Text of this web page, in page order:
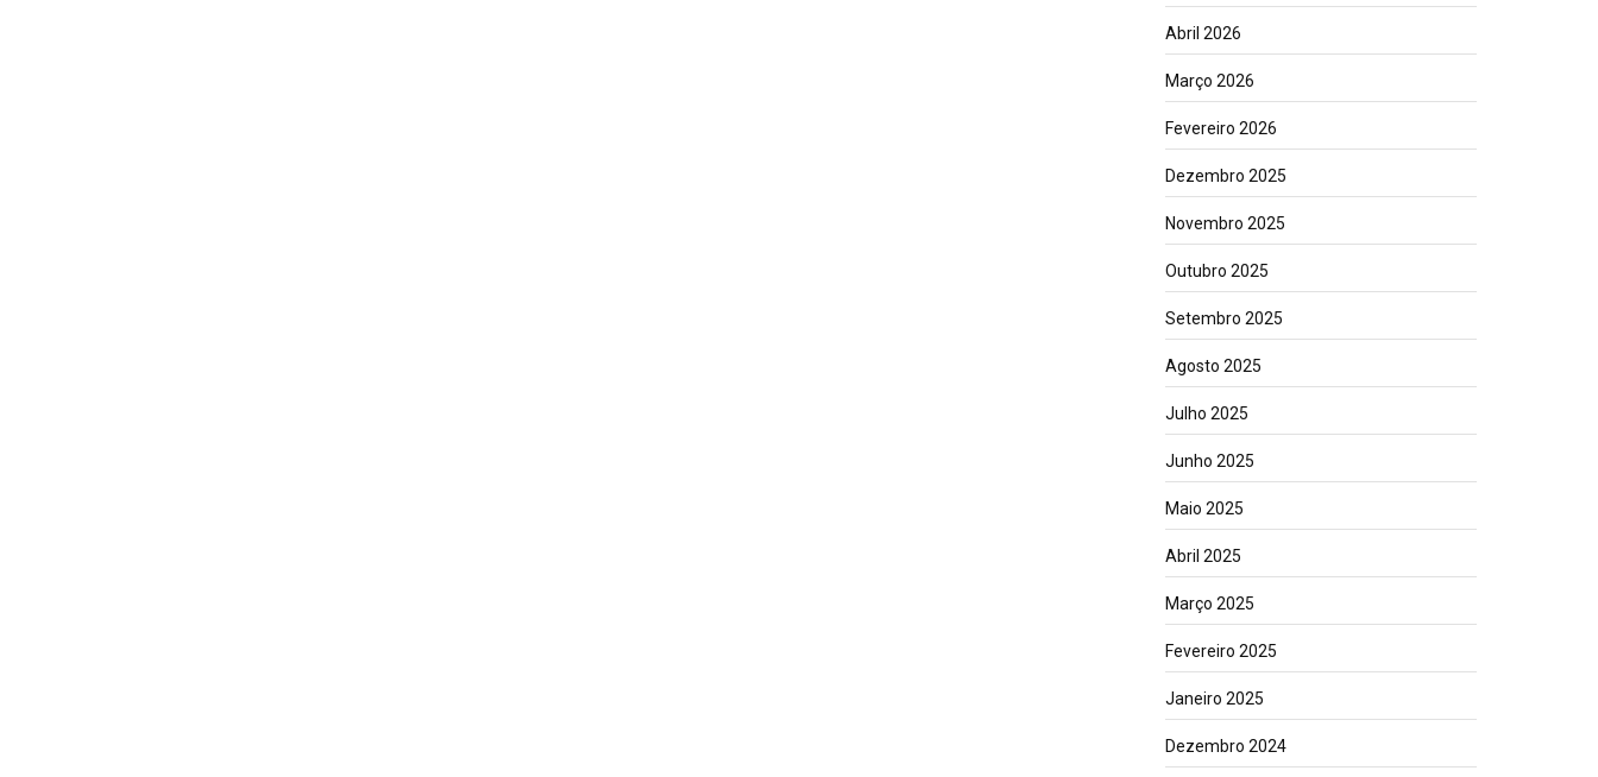
Abril 2026
Março 2026
Fevereiro 2026
Dezembro 2025
Novembro 2025
Outubro 2025
Setembro 2025
Agosto 2025
Julho 2025
Junho 2025
Maio 2025
Abril 2025
Março 2025
Fevereiro 2025
Janeiro 2025
Dezembro 2024